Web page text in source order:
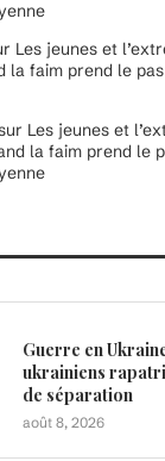
Les jeunes et
la faim prend le
Les jeunes et
la faim prend le
Guerre en
ukrainiens
de séparation
août 8, 2026